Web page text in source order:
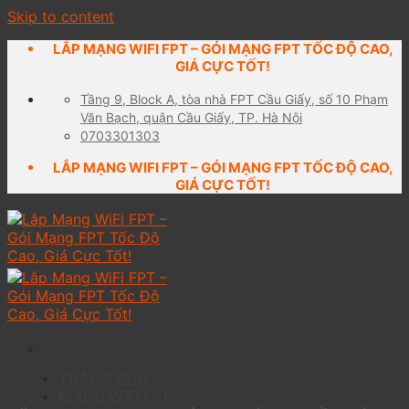
Skip to content
LẮP MẠNG WIFI FPT – GÓI MẠNG FPT TỐC ĐỘ CAO,
GIÁ CỰC TỐT!
Tầng 9, Block A, tòa nhà FPT Cầu Giấy, số 10 Phạm
Văn Bạch, quận Cầu Giấy, TP. Hà Nội
0703301303
LẮP MẠNG WIFI FPT – GÓI MẠNG FPT TỐC ĐỘ CAO,
GIÁ CỰC TỐT!